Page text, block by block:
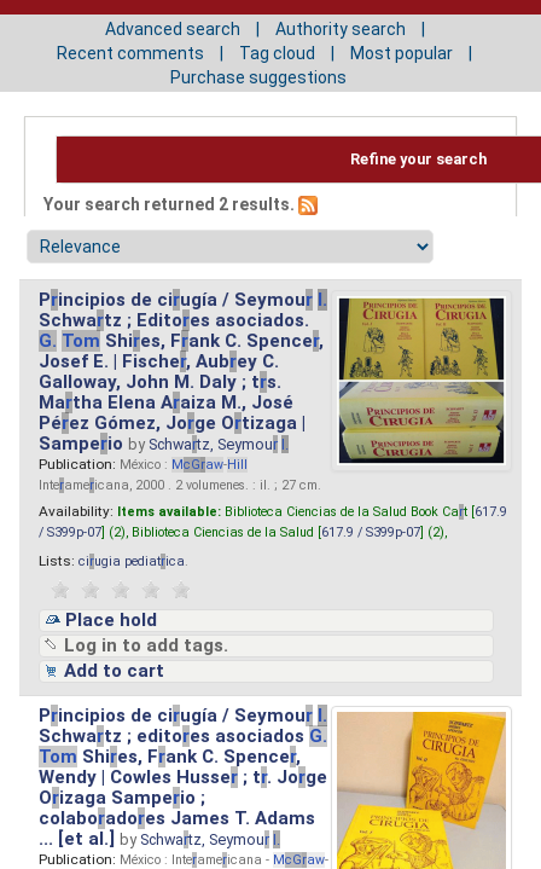
Advanced search
Authority search
Recent comments
Tag cloud
Most popular
Purchase suggestions
Refine your search
Your search returned 2 results.
Principios de cirugía / Seymour I.
Schwartz ; Editores asociados.
G. Tom Shires, Frank C. Spencer,
Josef E. | Fischer, Aubrey C.
Galloway, John M. Daly ; trs.
Martha Elena Araiza M., José
Pérez Gómez, Jorge Ortizaga |
Samperio by Schwartz, Seymour I.
Publication: México : McGraw-Hill
Interamericana, 2000 . 2 volumenes. : il. ; 27 cm.
Availability: Items available: Biblioteca Ciencias de la Salud Book Cart [ 617.9
/ S399p-07 ] (2), Biblioteca Ciencias de la Salud [ 617.9 / S399p-07 ] (2),
Lists: cirugia pediatrica
Place hold
Log in to add tags.
Add to cart
Principios de cirugía / Seymour I.
Schwartz ; editores asociados G.
Tom Shires, Frank C. Spencer,
Wendy | Cowles Husser ; tr. Jorge
Orizaga Samperio ;
colaboradores James T. Adams
... [et al.]by Schwartz, Seymour I.
Publication: México : Interamericana - McGraw-